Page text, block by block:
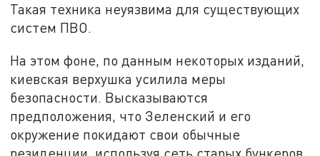
Такая техника неуязвима для существующих
систем ПВО.
На этом фоне, по данным некоторых изданий,
киевская верхушка усилила меры
безопасности. Высказываются
предположения, что Зеленский и его
окружение покидают свои обычные